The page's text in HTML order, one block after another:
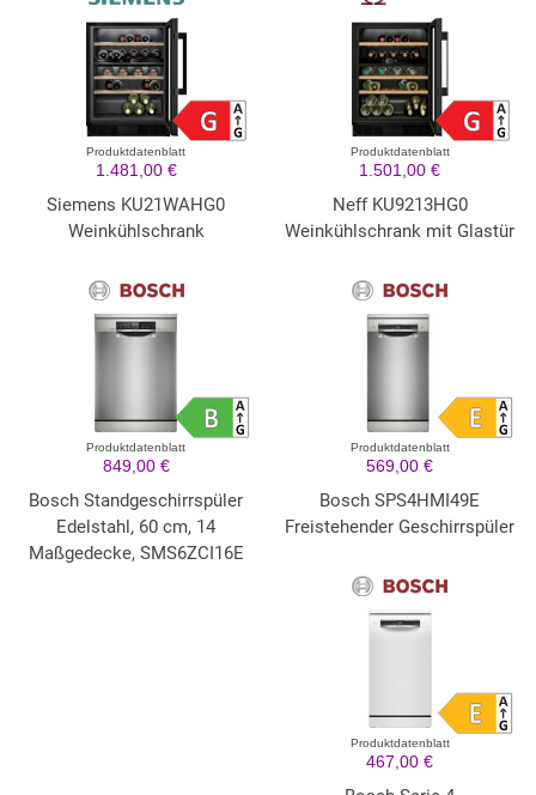
Produktdatenblatt
1.481,00 €
Siemens KU21WAHG0
Weinkühlschrank
Produktdatenblatt
1.501,00 €
Neff KU9213HG0
Weinkühlschrank mit Glastür
Produktdatenblatt
849,00 €
Bosch Standgeschirrspüler
Edelstahl, 60 cm, 14
Maßgedecke, SMS6ZCI16E
Produktdatenblatt
569,00 €
Bosch SPS4HMI49E
Freistehender Geschirrspüler
Produktdatenblatt
467,00 €